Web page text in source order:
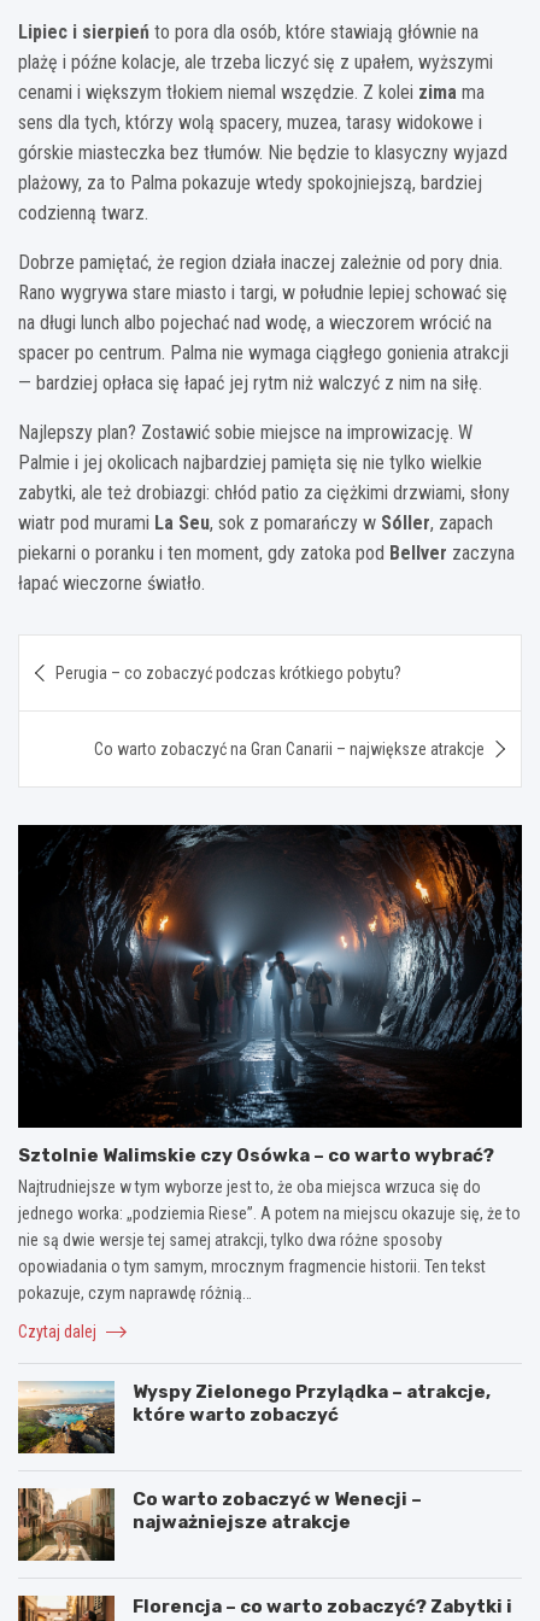
Lipiec i sierpień to pora dla osób, które stawiają głównie na
plażę i późne kolacje, ale trzeba liczyć się z upałem, wyższymi
cenami i większym tłokiem niemal wszędzie. Z kolei zima ma
sens dla tych, którzy wolą spacery, muzea, tarasy widokowe i
górskie miasteczka bez tłumów. Nie będzie to klasyczny wyjazd
plażowy, za to Palma pokazuje wtedy spokojniejszą, bardziej
codzienną twarz.
Dobrze pamiętać, że region działa inaczej zależnie od pory dnia.
Rano wygrywa stare miasto i targi, w południe lepiej schować się
na długi lunch albo pojechać nad wodę, a wieczorem wrócić na
spacer po centrum. Palma nie wymaga ciągłego gonienia atrakcji
— bardziej opłaca się łapać jej rytm niż walczyć z nim na siłę.
Najlepszy plan? Zostawić sobie miejsce na improwizację. W
Palmie i jej okolicach najbardziej pamięta się nie tylko wielkie
zabytki, ale też drobiazgi: chłód patio za ciężkimi drzwiami, słony
wiatr pod murami La Seu, sok z pomarańczy w Sóller, zapach
piekarni o poranku i ten moment, gdy zatoka pod Bellver zaczyna
łapać wieczorne światło.
wpisu
Perugia – co zobaczyć podczas krótkiego pobytu?
Co warto zobaczyć na Gran Canarii – największe atrakcje
Sztolnie Walimskie czy Osówka – co warto wybrać?
Najtrudniejsze w tym wyborze jest to, że oba miejsca wrzuca się do
jednego worka: „podziemia Riese”. A potem na miejscu okazuje się, że to
nie są dwie wersje tej samej atrakcji, tylko dwa różne sposoby
opowiadania o tym samym, mrocznym fragmencie historii. Ten tekst
pokazuje, czym naprawdę różnią…
Czytaj dalej
Wyspy Zielonego Przylądka – atrakcje,
które warto zobaczyć
Co warto zobaczyć w Wenecji –
najważniejsze atrakcje
Florencja – co warto zobaczyć? Zabytki i